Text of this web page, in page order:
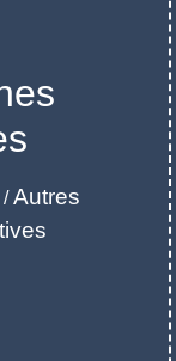
/Autres